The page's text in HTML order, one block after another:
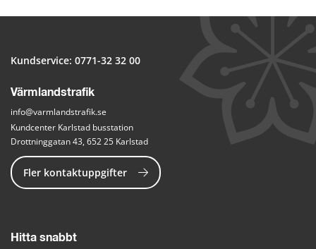
Kundservice: 0771-32 32 00
Värmlandstrafik
info@varmlandstrafik.se
Kundcenter Karlstad busstation
Drottninggatan 43, 652 25 Karlstad
Fler kontaktuppgifter
Hitta snabbt